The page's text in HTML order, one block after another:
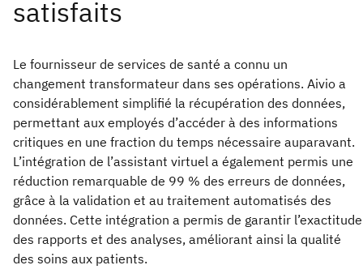
Le fournisseur de services de santé a connu un
changement transformateur dans ses opérations. Aivio a
considérablement simplifié la récupération des données,
permettant aux employés d’accéder à des informations
critiques en une fraction du temps nécessaire auparavant.
L’intégration de l’assistant virtuel a également permis une
réduction remarquable de 99 % des erreurs de données,
grâce à la validation et au traitement automatisés des
données. Cette intégration a permis de garantir l’exactitude
des rapports et des analyses, améliorant ainsi la qualité
des soins aux patients.